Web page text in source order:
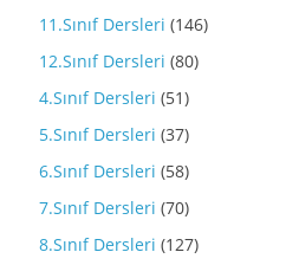
11.Sınıf Dersleri (146)
12.Sınıf Dersleri (80)
4.Sınıf Dersleri (51)
5.Sınıf Dersleri (37)
6.Sınıf Dersleri (58)
7.Sınıf Dersleri (70)
8.Sınıf Dersleri (127)